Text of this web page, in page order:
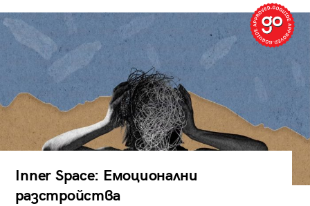
Inner Space: Емоционални
разстройства